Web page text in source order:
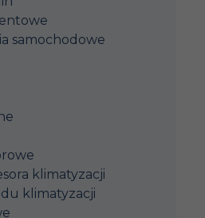
samochodowe
klimatyzacji
klimatyzacji